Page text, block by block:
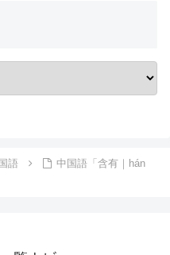
語
中国語「含有｜hán